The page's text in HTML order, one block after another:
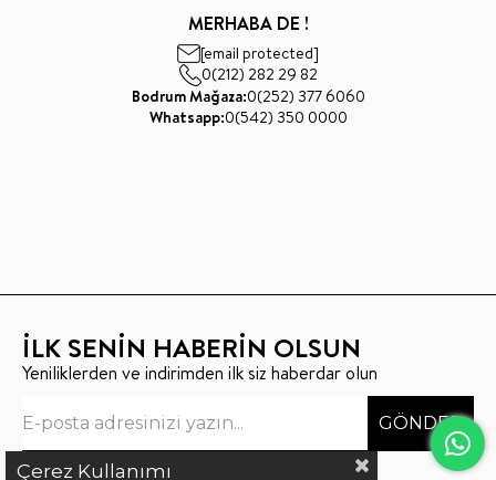
MERHABA DE !
[email protected]
0(212) 282 29 82
Bodrum Mağaza:0(252) 377 6060
Whatsapp:0(542) 350 0000
İLK SENİN HABERİN OLSUN
Yeniliklerden ve indirimden ilk siz haberdar olun
GÖNDER
Çerez Kullanımı